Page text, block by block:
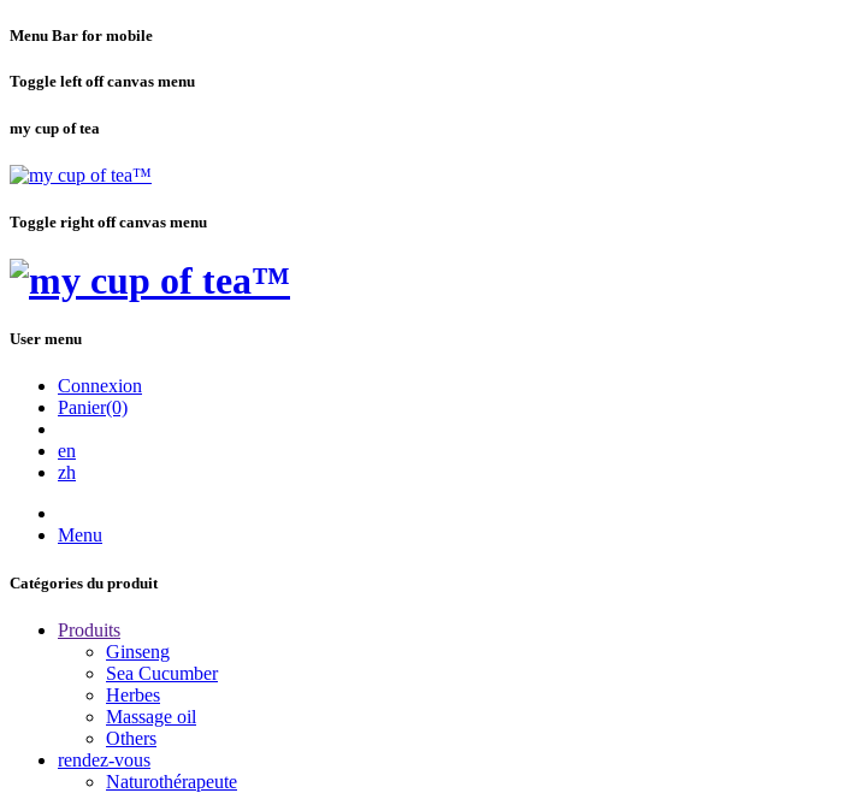
Menu Bar for mobile
Toggle left off canvas menu
my cup of tea
Toggle right off canvas menu
User menu
Connexion
Panier(0)
en
zh
Menu
Catégories du produit
Produits
Ginseng
Sea Cucumber
Herbes
Massage oil
Others
rendez-vous
Naturothérapeute